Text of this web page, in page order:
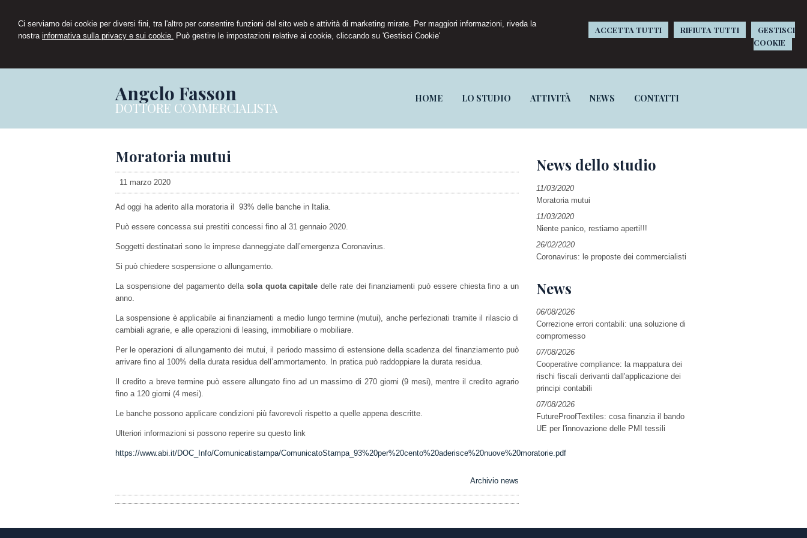
Ci serviamo dei cookie per diversi fini, tra l'altro per consentire funzioni del sito web e attività di marketing mirate. Per maggiori informazioni, riveda la
nostra informativa sulla privacy e sui cookie. Può gestire le impostazioni relative ai cookie, cliccando su 'Gestisci Cookie'
ACCETTA TUTTI RIFIUTA TUTTI
GESTISCI
COOKIE
Angelo Fasson
DOTTORE COMMERCIALISTA
HOME LO STUDIO ATTIVITÀ NEWS CONTATTI
Moratoria mutui
11 marzo 2020
Ad oggi ha aderito alIa moratoria il 93% delle banche in Italia.
Può essere concessa sui prestiti concessi fino al 31 gennaio 2020.
Soggetti destinatari sono le imprese danneggiate dall’emergenza Coronavirus.
Si può chiedere sospensione o allungamento.
La sospensione del pagamento della sola quota capitale delle rate dei finanziamenti può essere chiesta fino a un
anno.
La sospensione è applicabile ai finanziamenti a medio lungo termine (mutui), anche perfezionati tramite il rilascio di
cambiali agrarie, e alle operazioni di leasing, immobiliare o mobiliare.
Per le operazioni di allungamento dei mutui, il periodo massimo di estensione della scadenza del finanziamento può
arrivare fino al 100% della durata residua dell’ammortamento. In pratica può raddoppiare la durata residua.
Il credito a breve termine può essere allungato fino ad un massimo di 270 giorni (9 mesi), mentre il credito agrario
fino a 120 giorni (4 mesi).
Le banche possono applicare condizioni più favorevoli rispetto a quelle appena descritte.
Ulteriori informazioni si possono reperire su questo link
https://www.abi.it/DOC_Info/Comunicatistampa/ComunicatoStampa_93%20per%20cento%20aderisce%20nuove%20moratorie.pdf
Archivio news
News dello studio
11/03/2020
Moratoria mutui
11/03/2020
Niente panico, restiamo aperti!!!
26/02/2020
Coronavirus: le proposte dei commercialisti
News
06/08/2026
Correzione errori contabili: una soluzione di
compromesso
07/08/2026
Cooperative compliance: la mappatura dei
rischi fiscali derivanti dall'applicazione dei
principi contabili
07/08/2026
FutureProofTextiles: cosa finanzia il bando
UE per l'innovazione delle PMI tessili